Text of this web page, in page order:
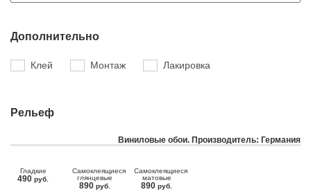
Дополнительно
Клей Монтаж Лакировка
Рельеф
Виниловые обои. Производитель: Германия
Гладкие
490 руб.
Самоклеящиеся
глянцевые
890 руб.
Самоклеящиеся
матовые
890 руб.